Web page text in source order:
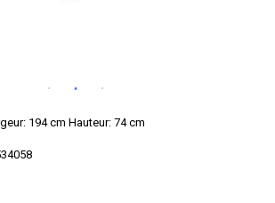
194 cm Hauteur: 74 cm